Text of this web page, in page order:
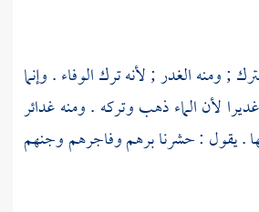
; ومنه الغدر ; لأنه ترك الوفاء . وإنما
لأن الماء ذهب وتركه . ومنه غدائر
. يقول : حشرنا برهم وفاجرهم وجنهم